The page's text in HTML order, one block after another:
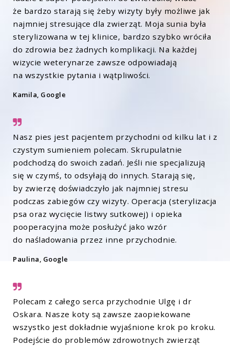
że bardzo starają się żeby wizyty były możliwe jak
najmniej stresujące dla zwierząt. Moja sunia była
sterylizowana w tej klinice, bardzo szybko wróciła
do zdrowia bez żadnych komplikacji. Na każdej
wizycie weterynarze zawsze odpowiadają
na wszystkie pytania i wątpliwości.
Kamila, Google
Nasz pies jest pacjentem przychodni od kilku lat i z
czystym sumieniem polecam. Skrupulatnie
podchodzą do swoich zadań. Jeśli nie specjalizują
się w czymś, to odsyłają do innych. Starają się,
by zwierzę doświadczyło jak najmniej stresu
podczas zabiegów czy wizyty. Operacja (sterylizacja
psa oraz wycięcie listwy sutkowej) i opieka
pooperacyjna może posłużyć jako wzór
do naśladowania przez inne przychodnie.
Paulina, Google
Polecam z całego serca przychodnie Ulgę i dr
Oskara. Nasze koty są zawsze zaopiekowane
wszystko jest dokładnie wyjaśnione krok po kroku.
Podejście do problemów zdrowotnych zwierząt